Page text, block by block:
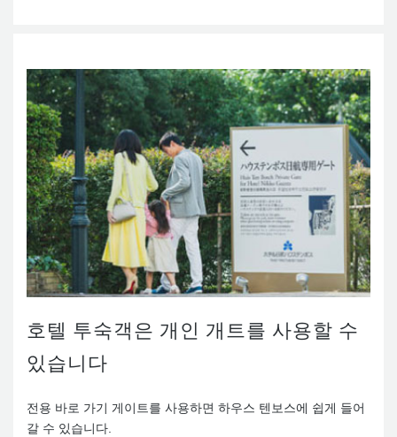
호텔 투숙객은 개인 개트를 사용할 수
있습니다
전용 바로 가기 게이트를 사용하면 하우스 텐보스에 쉽게 들어
갈 수 있습니다.